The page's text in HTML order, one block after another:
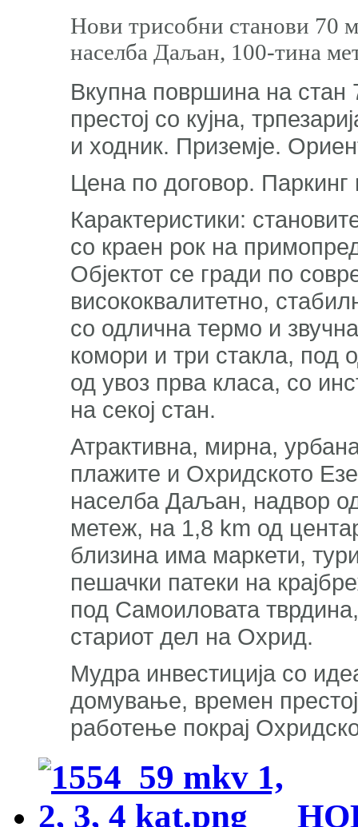
Нови трисобни станови 70
населба Даљан, 100-тина
Вкупна површина на
престој со кујна,
и ходник. Приземје.
Цена по договор.
Карактеристики:
со краен рок на
Објектот се гради по
висококвалитетно,
со одлична термо и
комори и три стакла, под
од увоз прва класа, со
на секој стан.
Атрактивна, мирна,
плажите и Охридското
населба Даљан, надвор
метеж, на 1,8 km од
близина има маркети,
пешачки патеки на
под Самоиловата
стариот дел на Охрид.
Мудра инвестиција со
домување, времен
работење покрај